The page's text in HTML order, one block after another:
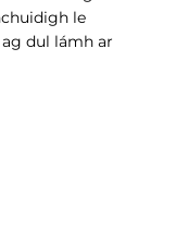
le
dul lámh ar